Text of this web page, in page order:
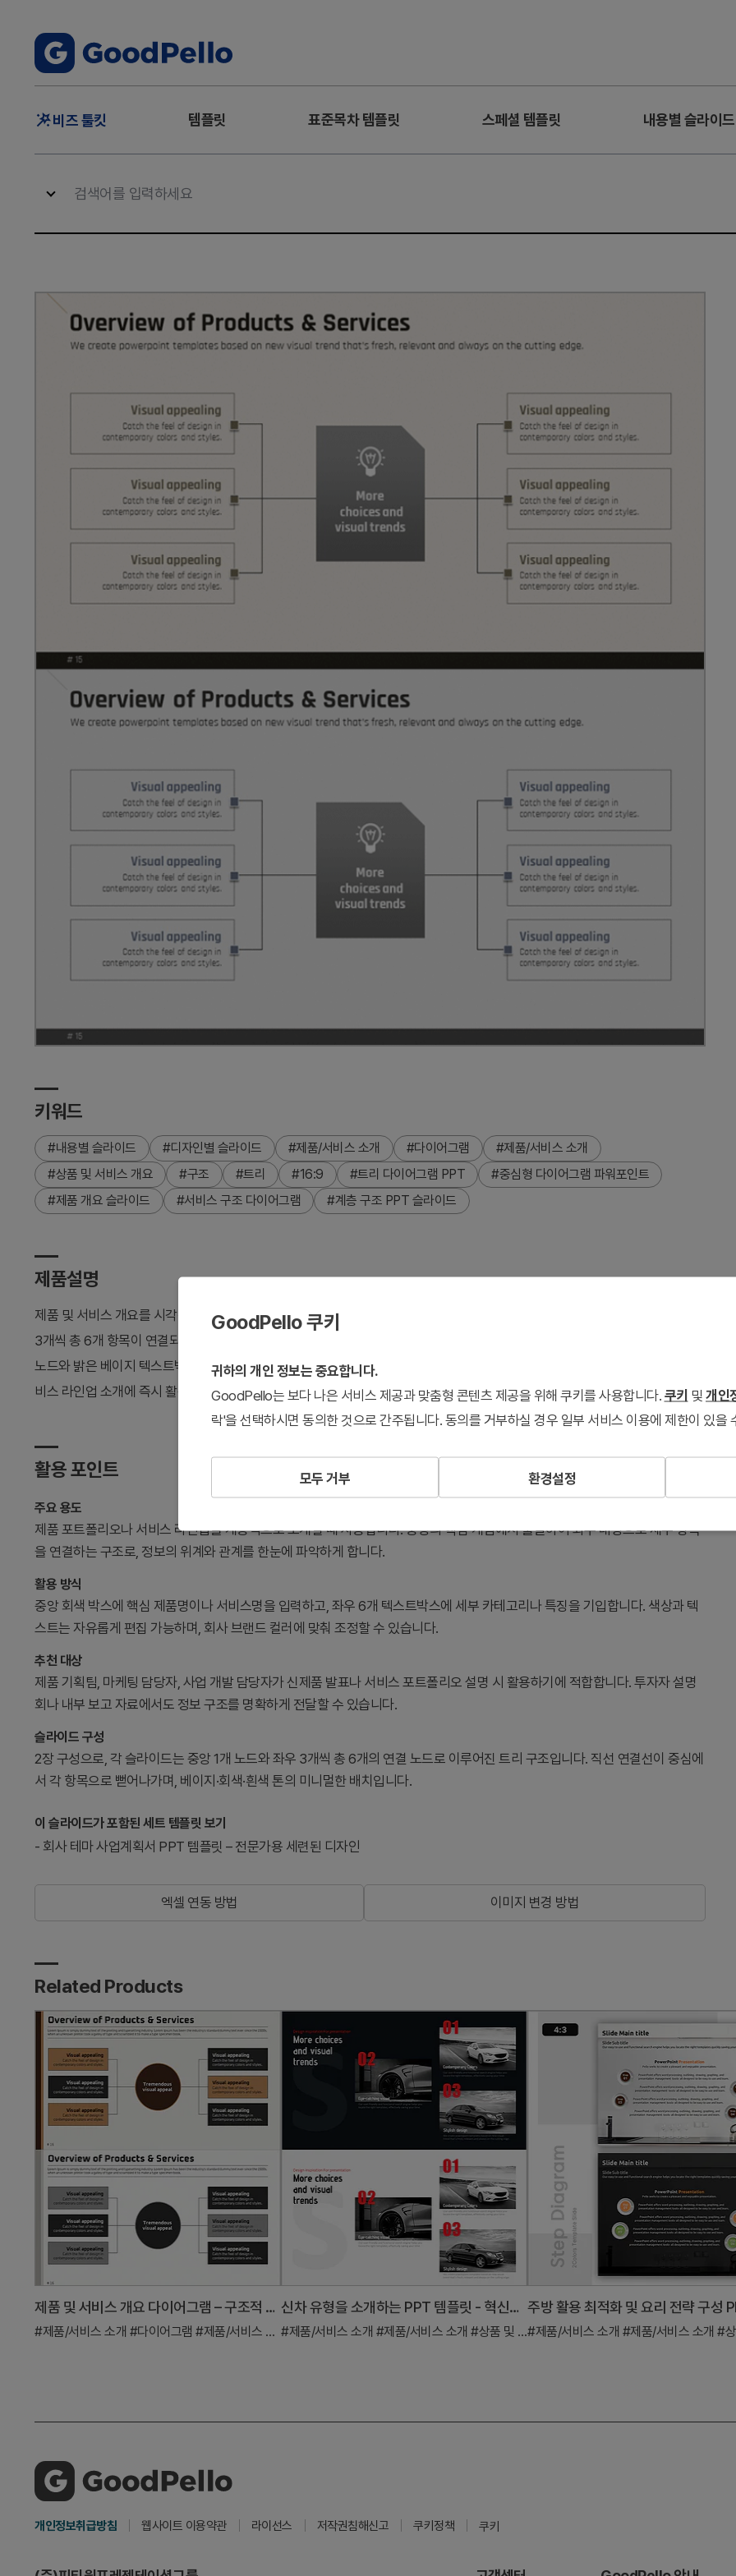
주
뉴
비즈 툴킷 템플릿 표준목차 템플릿 스페셜 템플릿 내용별 슬라이드
키워드
#내용별 슬라이드 #디자인별 슬라이드 #제품/서비스 소개 #다이어그램
#제품/서비스 소개
#상품 및 서비스 개요
#구조 #트리 #16:9 #트리 다이어그램 PPT
#중심형 다이어그램 파워포인트
#제품 개요 슬라이드
#서비스 구조 다이어그램 #계층 구조 PPT 슬라이드
제품설명
제품 및 서비스 개요를 시각적으로 표현하는 중심형 트리 다이어그램 파워포인트 슬라이드입니다. 중앙의 핵심 개념에서 좌우로
3개씩 총 6개 항목이 연결되는 구조로, 상품 소개와 서비스 탐색 시 정보 계층을 명확하게 전달합니다. 베이지색 배경에 회색 중심
노드와 밝은 베이지 텍스트박스가 조화를 이루며, 직선 연결선으로 관계를 표현합니다. 2장 구성으로 다양한 제품 카테고리나 서
비스 라인업 소개에 즉시 활용 가능한 발표자료입니다.
활용 포인트
주요 용도
제품 포트폴리오나 서비스 라인업을 계층적으로 소개할 때 사용합니다. 중앙의 핵심 개념에서 출발하여 좌우 대칭으로 세부 항목
을 연결하는 구조로, 정보의 위계와 관계를 한눈에 파악하게 합니다.
활용 방식
중앙 회색 박스에 핵심 제품명이나 서비스명을 입력하고, 좌우 6개 텍스트박스에 세부 카테고리나 특징을 기입합니다. 색상과 텍
스트는 자유롭게 편집 가능하며, 회사 브랜드 컬러에 맞춰 조정할 수 있습니다.
추천 대상
제품 기획팀, 마케팅 담당자, 사업 개발 담당자가 신제품 발표나 서비스 포트폴리오 설명 시 활용하기에 적합합니다. 투자자 설명
회나 내부 보고 자료에서도 정보 구조를 명확하게 전달할 수 있습니다.
슬라이드 구성
2장 구성으로, 각 슬라이드는 중앙 1개 노드와 좌우 3개씩 총 6개의 연결 노드로 이루어진 트리 구조입니다. 직선 연결선이 중심에
서 각 항목으로 뻗어나가며, 베이지·회색·흰색 톤의 미니멀한 배치입니다.
이 슬라이드가 포함된 세트 템플릿 보기
- 회사 테마 사업계획서 PPT 템플릿 – 전문가용 세련된 디자인
엑셀 연동 방법 이미지 변경 방법
Related Products
제품 및 서비스 개요 다이어그램 – 구조적 시각화
#제품/서비스 소개 #다이어그램 #제품/서비스 소개
신차 유형을 소개하는 PPT 템플릿 - 혁신적이고 세련된 디자인
#제품/서비스 소개 #제품/서비스 소개 #상품 및 서비스 개요
주방 활용 최적화 및 요리 전략 구성
#제품/서비스 소개 #제품/서비스 소개 #상품
개인정보취급방침 웹사이트 이용약관 라이선스 저작권침해신고 쿠키정책 쿠키
GoodPello 쿠키
귀하의 개인 정보는 중요합니다.
GoodPello는 보다 나은 서비스 제공과 맞춤형 콘텐츠 제공을 위해 쿠키를 사용합니다. 쿠키 및 개인
락'을 선택하시면 동의한 것으로 간주됩니다. 동의를 거부하실 경우 일부 서비스 이용에 제한이 있을
모두 거부 환경설정